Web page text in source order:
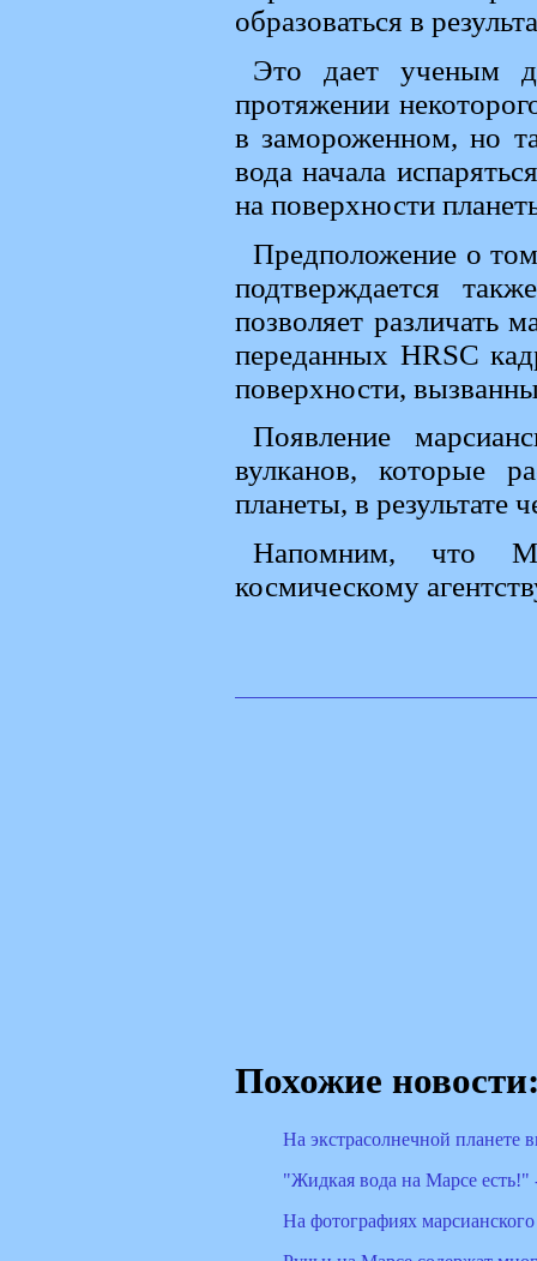
образоваться в
Это дает ученым
протяжении
в замороженном, но
вода начала
на поверхности
Предположение о
подтверждается
позволяет различать
переданных HRSC
поверхности,
Появление
вулканов, которые
планеты, в результате
Напомним, что
космическому
Похожие
На экстрасолнечной планете
"Жидкая вода на Марсе есть!"
На фотографиях